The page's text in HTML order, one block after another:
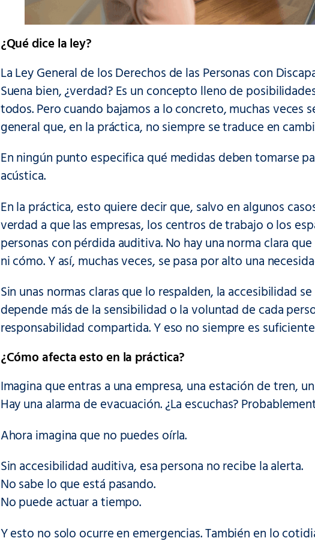
¿Qué dice la ley?
La Ley General de los Derechos de las Personas con
Suena bien, ¿verdad? Es un concepto lleno de
todos. Pero cuando bajamos a lo concreto, muchas veces
general que, en la práctica, no siempre se traduce en
En ningún punto especifica qué medidas deben tomarse
acústica.
En la práctica, esto quiere decir que, salvo en algunos
verdad a que las empresas, los centros de trabajo o los
personas con pérdida auditiva. No hay una norma clara
ni cómo. Y así, muchas veces, se pasa por alto una
Sin unas normas claras que lo respalden, la accesibilidad
depende más de la sensibilidad o la voluntad de cada
responsabilidad compartida. Y eso no siempre es
¿Cómo afecta esto en la práctica?
Imagina que entras a una empresa, una estación de tren,
Hay una alarma de evacuación. ¿La escuchas?
Ahora imagina que no puedes oírla.
Sin accesibilidad auditiva, esa persona no recibe la alerta.
No sabe lo que está pasando.
No puede actuar a tiempo.
Y esto no solo ocurre en emergencias. También en lo